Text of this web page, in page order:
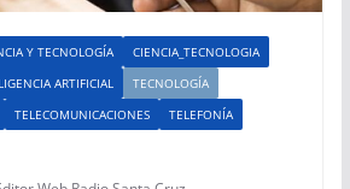
Y TECNOLOGÍA
CIENCIA_TECNOLOGIA
ARTIFICIAL
TECNOLOGÍA
TELECOMUNICACIONES
TELEFONÍA